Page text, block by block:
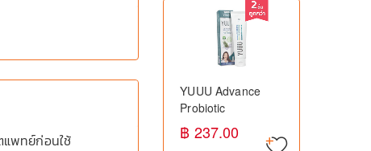
แพทย์ก่อนใช้
YUUU Advance
Probiotic
Toothpaste 120g ยู
ยาสีฟันโปรไบโอติก ลด
฿ 237.00